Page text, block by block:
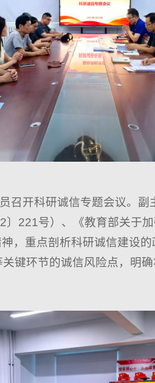
召开科研诚信专题会议。
221号）、《教育部关于
，重点剖析科研诚信建设
键环节的诚信风险点，明